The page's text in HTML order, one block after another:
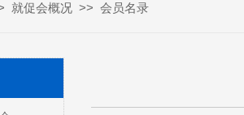
就促会概况 >> 会员名录